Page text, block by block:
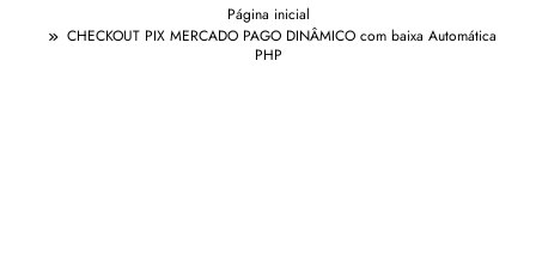
Página inicial
CHECKOUT PIX MERCADO PAGO DINÂMICO com baixa Automática
PHP